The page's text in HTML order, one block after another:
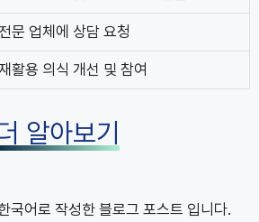
문 업체에 상담 요청
재활용 의식 개선 및 참여
알아보기
국어로 작성한 블로그 포스트 입니다.